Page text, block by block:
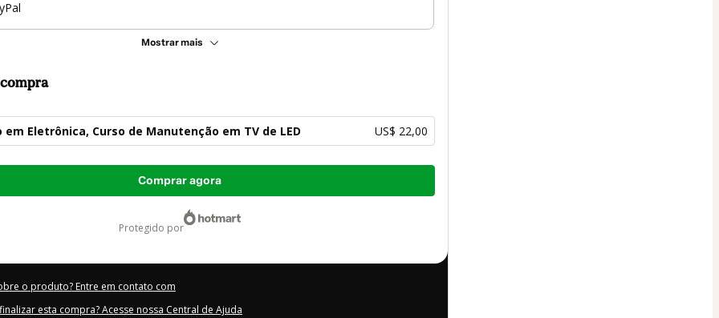
Mostrar mais
em Eletrônica, Curso de Manutenção em TV de LED US$ 22,00
Comprar agora
protegido por
o produto? Entre em contato com
esta compra? Acesse nossa Central de Ajuda